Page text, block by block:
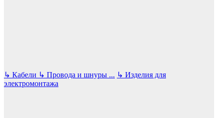
↳ Кабели ↳ Провода и шнуры ... ↳ Изделия для
электромонтажа